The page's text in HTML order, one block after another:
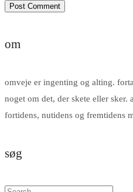
om
omveje er ingenting og alting.
noget om det, der skete eller sker.
fortidens, nutidens og fremtidens
søg